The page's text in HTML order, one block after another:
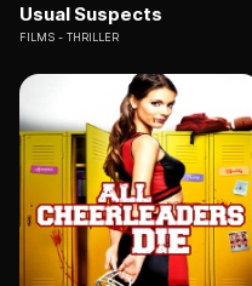
Usual Suspects
FILMS THRILLER